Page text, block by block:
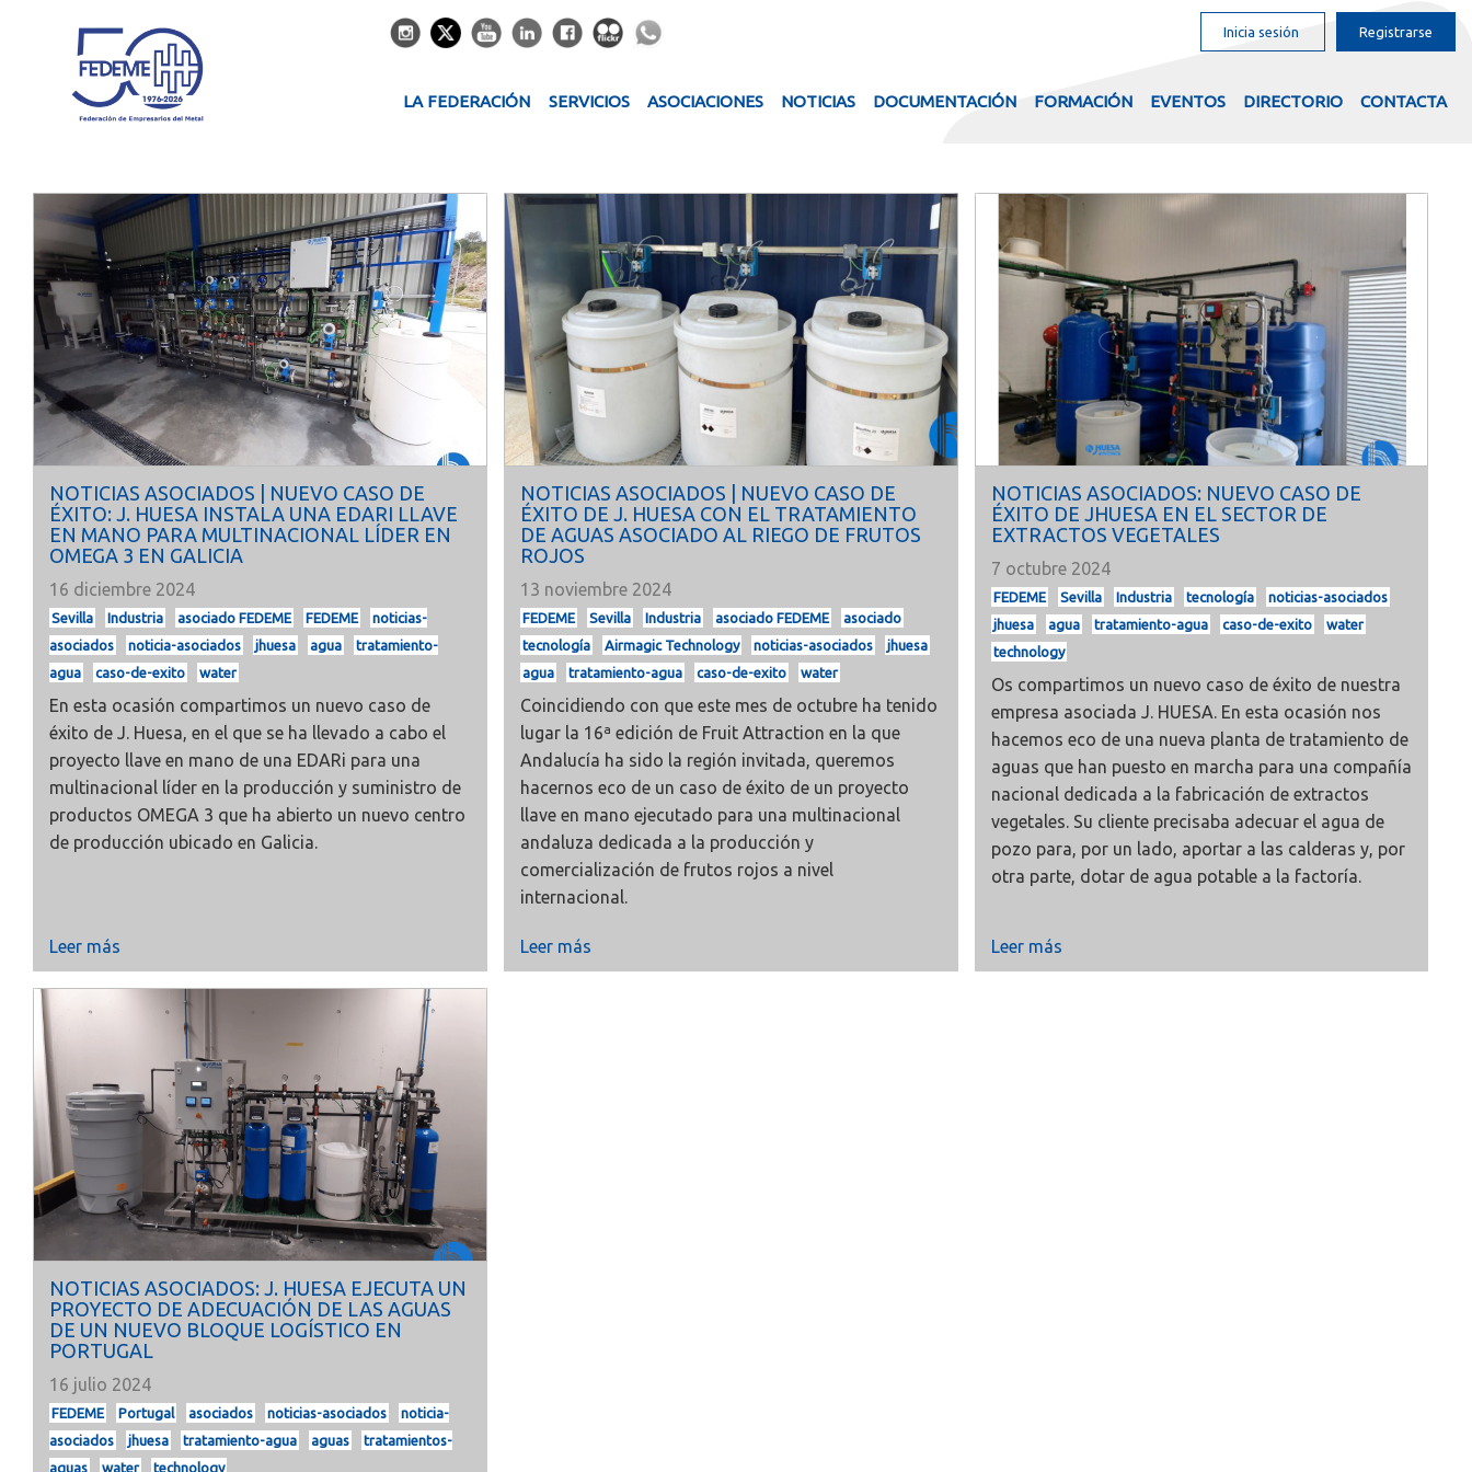
Inicia sesión Registrarse
LA FEDERACIÓN SERVICIOS ASOCIACIONES NOTICIAS DOCUMENTACIÓN FORMACIÓN EVENTOS DIRECTORIO CONTACTA
NOTICIAS ASOCIADOS | NUEVO CASO DE
ÉXITO: J. HUESA INSTALA UNA EDARI LLAVE
EN MANO PARA MULTINACIONAL LÍDER EN
OMEGA 3 EN GALICIA
16 diciembre 2024
Sevilla Industria asociado FEDEME FEDEME
noticias-
asociados
noticia-asociados jhuesa agua
tratamiento-
agua
caso-de-exito water
En esta ocasión compartimos un nuevo caso de
éxito de J. Huesa, en el que se ha llevado a cabo el
proyecto llave en mano de una EDARi para una
multinacional líder en la producción y suministro de
productos OMEGA 3 que ha abierto un nuevo centro
de producción ubicado en Galicia.
Leer más
NOTICIAS ASOCIADOS | NUEVO CASO DE
ÉXITO DE J. HUESA CON EL TRATAMIENTO
DE AGUAS ASOCIADO AL RIEGO DE FRUTOS
ROJOS
13 noviembre 2024
FEDEME Sevilla Industria asociado FEDEME
asociado
tecnología
Airmagic Technology noticias-asociados
jhuesa
agua
tratamiento-agua caso-de-exito water
Coincidiendo con que este mes de octubre ha tenido
lugar la 16ª edición de Fruit Attraction en la que
Andalucía ha sido la región invitada, queremos
hacernos eco de un caso de éxito de un proyecto
llave en mano ejecutado para una multinacional
andaluza dedicada a la producción y
comercialización de frutos rojos a nivel
internacional.
Leer más
NOTICIAS ASOCIADOS: NUEVO CASO DE
ÉXITO DE JHUESA EN EL SECTOR DE
EXTRACTOS VEGETALES
7 octubre 2024
FEDEME Sevilla Industria tecnología
noticias-asociados
jhuesa
agua tratamiento-agua caso-de-exito
water
technology
Os compartimos un nuevo caso de éxito de nuestra
empresa asociada J. HUESA. En esta ocasión nos
hacemos eco de una nueva planta de tratamiento de
aguas que han puesto en marcha para una compañía
nacional dedicada a la fabricación de extractos
vegetales. Su cliente precisaba adecuar el agua de
pozo para, por un lado, aportar a las calderas y, por
otra parte, dotar de agua potable a la factoría.
Leer más
NOTICIAS ASOCIADOS: J. HUESA EJECUTA UN
PROYECTO DE ADECUACIÓN DE LAS AGUAS
DE UN NUEVO BLOQUE LOGÍSTICO EN
PORTUGAL
16 julio 2024
FEDEME Portugal asociados noticias-asociados
noticia-
asociados
jhuesa tratamiento-agua aguas
tratamientos-
aguas
water technology